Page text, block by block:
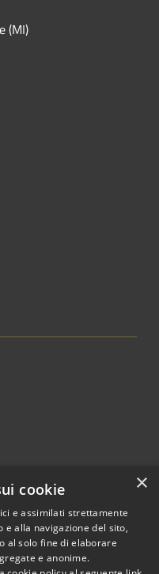
(MI)
Copyright © 2026 • Comune di
×
cookie
e assimilati strettamente
alla navigazione del sito,
al solo fine di elaborare
e anonime.